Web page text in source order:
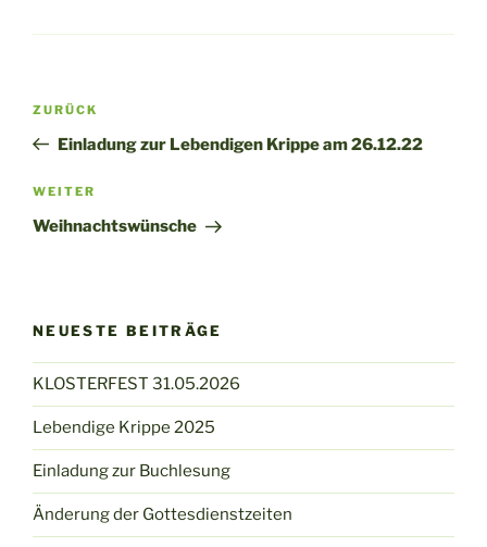
Beitragsnavigation
Vorheriger
Beitrag
ZURÜCK
Einladung zur Lebendigen Krippe am 26.12.22
Nächster
Beitrag
WEITER
Weihnachtswünsche
NEUESTE BEITRÄGE
KLOSTERFEST 31.05.2026
Lebendige Krippe 2025
Einladung zur Buchlesung
Änderung der Gottesdienstzeiten